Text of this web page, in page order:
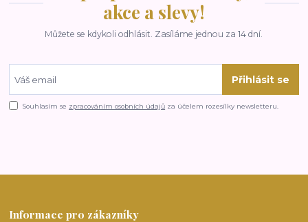
akce a slevy!
Můžete se kdykoli odhlásit. Zasíláme jednou za 14 dní.
Přihlásit se
Souhlasím se zpracováním osobních údajů za účelem rozesílky newsletteru.
Informace pro zákazníky